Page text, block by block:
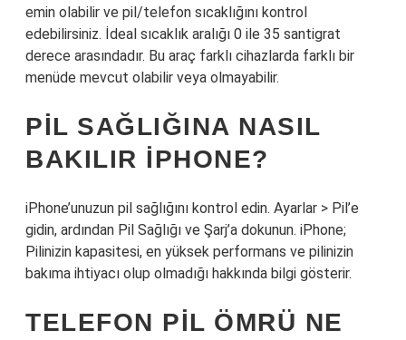
emin olabilir ve pil/telefon sıcaklığını kontrol
edebilirsiniz. İdeal sıcaklık aralığı 0 ile 35 santigrat
derece arasındadır. Bu araç farklı cihazlarda farklı bir
menüde mevcut olabilir veya olmayabilir.
PIL SAĞLIĞINA NASIL
BAKILIR IPHONE?
iPhone’unuzun pil sağlığını kontrol edin. Ayarlar > Pil’e
gidin, ardından Pil Sağlığı ve Şarj’a dokunun. iPhone;
Pilinizin kapasitesi, en yüksek performans ve pilinizin
bakıma ihtiyacı olup olmadığı hakkında bilgi gösterir.
TELEFON PIL ÖMRÜ NE